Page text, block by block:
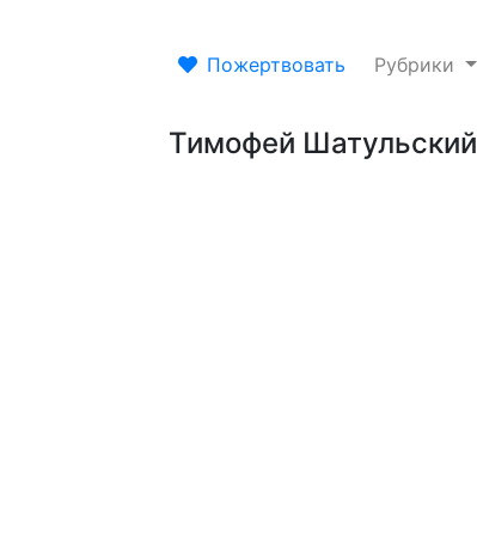
Пожертвовать Рубрики
Тимофей Шатульский